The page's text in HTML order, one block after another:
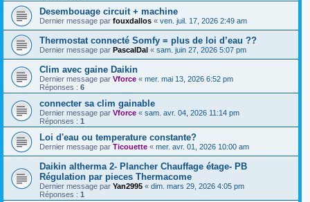
Desembouage circuit + machine
Dernier message par fouxdallos « ven. juil. 17, 2026 2:49 am
Thermostat connecté Somfy = plus de loi d’eau ??
Dernier message par PascalDal « sam. juin 27, 2026 5:07 pm
Clim avec gaine Daikin
Dernier message par Vforce « mer. mai 13, 2026 6:52 pm
Réponses : 6
connecter sa clim gainable
Dernier message par Vforce « sam. avr. 04, 2026 11:14 pm
Réponses : 1
Loi d'eau ou temperature constante?
Dernier message par Ticouette « mer. avr. 01, 2026 10:00 am
Daikin altherma 2- Plancher Chauffage étage- PB
Régulation par pieces Thermacome
Dernier message par Yan2995 « dim. mars 29, 2026 4:05 pm
Réponses : 1